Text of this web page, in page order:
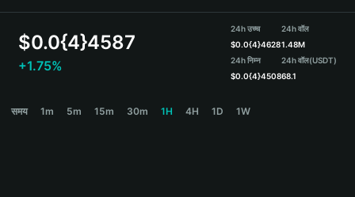
Español
$0.0{4}4587
+1.75%
24h उच्च
$0.0{4}4628
24h निम्न
$0.0{4}4508
24h वॉल
1.48M
24h वॉल(USDT)
68.1
समय 1m 5m 15m 30m 1H 4H 1D 1W